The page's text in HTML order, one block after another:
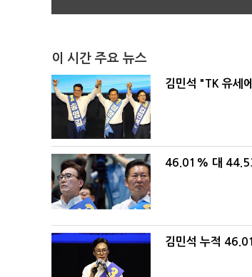
이 시간 주요 뉴스
김민석 "TK 유세
46.01% 대
김민석 누적